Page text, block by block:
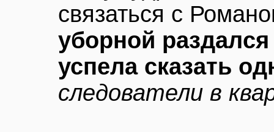
связаться с
уборной
успела сказать
следователи в